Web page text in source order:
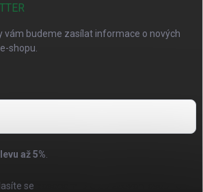
vám budeme zasílat informace o nových
shopu.
až5%
se